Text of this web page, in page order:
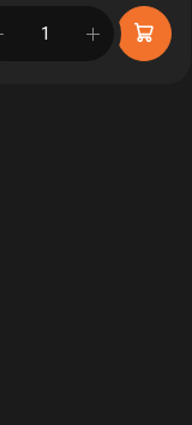
в корзине